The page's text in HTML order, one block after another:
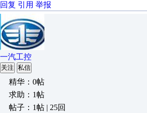
回复 引用 举报
一汽工控
关注 私信
精华：0帖
求助：1帖
帖子：1帖 | 25回